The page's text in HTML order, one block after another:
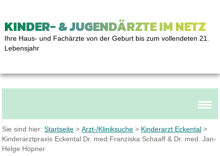
KINDER- & JUGENDÄRZTE IM NETZ
Ihre Haus- und Fachärzte von der Geburt bis zum vollendeten 21.
Lebensjahr
Sie sind hier:Startseite >Arzt-/Kliniksuche > Kinderarzt Eckental >
Kinderarztpraxis Eckental Dr. med.Franziska Schaaff & Dr. med. Jan-
Helge Höpner